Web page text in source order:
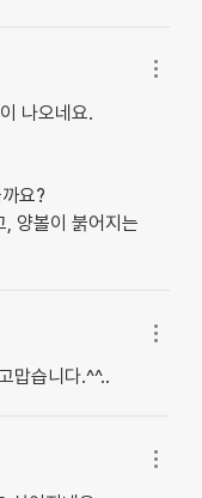
나오네요.
요?
양볼이 붉어지는
맙습니다.^^..